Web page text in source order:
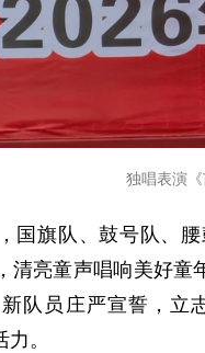
独唱表演
国旗队、鼓号队、
清亮童声唱响美好
队员庄严宣誓，立
。